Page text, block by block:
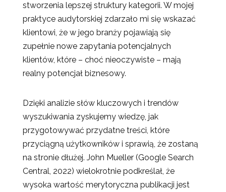
stworzenia lepszej struktury kategorii. W mojej
praktyce audytorskiej zdarzało mi się wskazać
klientowi, że w jego branży pojawiają się
zupełnie nowe zapytania potencjalnych
klientów, które – choć nieoczywiste – mają
realny potencjał biznesowy.
Dzięki analizie słów kluczowych i trendów
wyszukiwania zyskujemy wiedzę, jak
przygotowywać przydatne treści, które
przyciągną użytkowników i sprawią, że zostaną
na stronie dłużej. John Mueller (Google Search
Central, 2022) wielokrotnie podkreślał, że
wysoka wartość merytoryczna publikacji jest